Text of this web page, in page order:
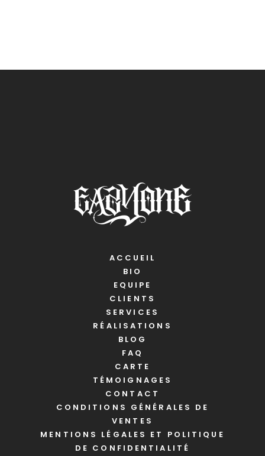
ACCUEIL
BIO
EQUIPE
CLIENTS
SERVICES
RÉALISATIONS
BLOG
FAQ
CARTE
TÉMOIGNAGES
CONTACT
CONDITIONS GÉNÉRALES DE
VENTES
MENTIONS LÉGALES ET POLITIQUE
DE CONFIDENTIALITÉ